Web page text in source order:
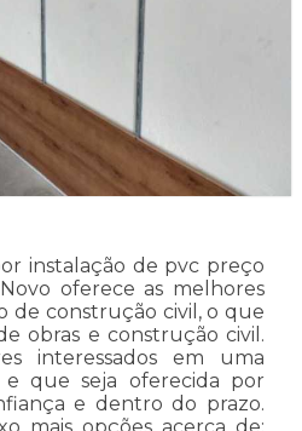
instalação de pvc preço
oferece as melhores
de construção civil, o que
obras e construção civil.
interessados em uma
que seja oferecida por
e dentro do prazo.
mais opções acerca de: